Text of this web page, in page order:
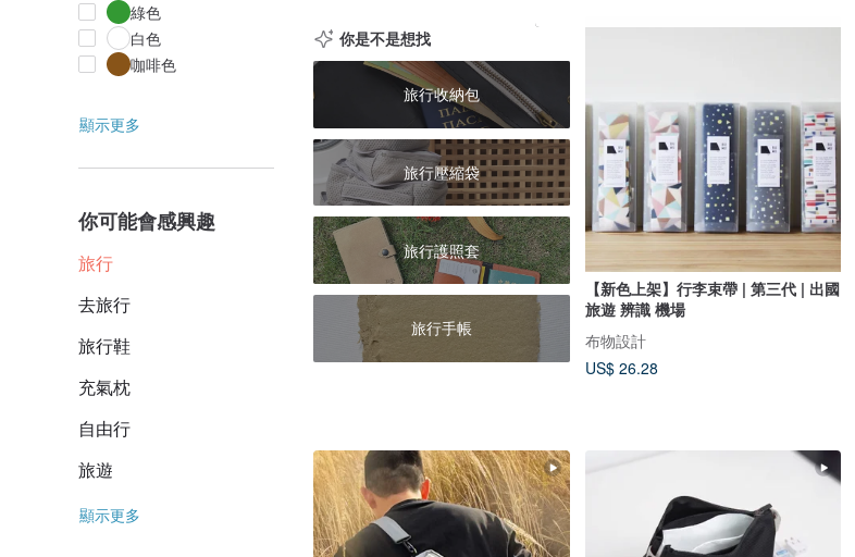
綠色
白色
咖啡色
顯示更多
你可能會感興趣
旅行
去旅行
旅行鞋
充氣枕
自由行
旅遊
顯示更多
你是不是想找
旅行收納包
旅行壓縮袋
旅行護照套
旅行手帳
【新色上架】行李束帶 | 第三代 | 出國
旅遊 辨識 機場
布物設計
US$ 26.28